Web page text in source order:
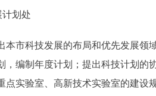
划处
市科技发展的布局和优先发展领域
，编制年度计划；提出科技计划
点实验室、高新技术实验室的建设